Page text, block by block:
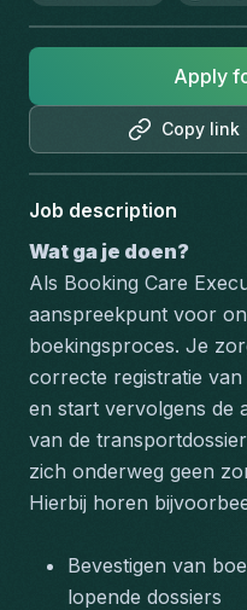
Copy link
Apply
Job description
Wat ga je doen?
Als Booking Care
aanspreekpunt voor
boekingsproces. Je
correcte registratie
en start vervolgens de
van de
zich onderweg geen
Hierbij horen
Bevestigen van
lopende dossiers